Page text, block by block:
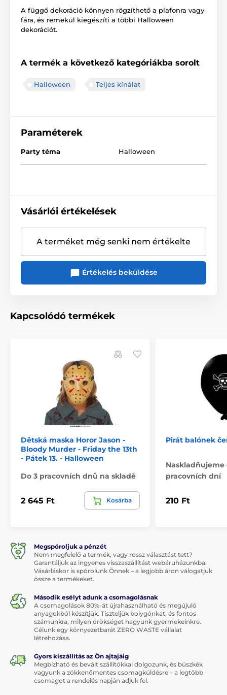
A függő dekoráció könnyen rögzíthető a plafonra vagy
fára, és remekül kiegészíti a többi Halloween
dekorációt.
A termék a következő kategóriákba sorolt
Halloween Teljes kínálat
Paraméterek
Party téma Halloween
Vásárlói értékelések
A terméket még senki nem értékelte
Értékelés beküldése
Kapcsolódó termékek
Dětská maska Horor Jason -
Bloody Murder - Friday the 13th
- Pátek 13. - Halloween
Do 3 pracovních dnů na skladě
2 645 Ft Kosárba
Pirát balónek
Naskladňujeme
pracovních dní
210 Ft
Megspóroljuk a pénzét
Nem megfelelő a termék, vagy rossz választást tett?
Garantáljuk az ingyenes visszaszállítást webáruházunkba.
Vásárláskor is spórolunk Önnek – a legjobb áron válogatjuk
össze a termékeket.
Második esélyt adunk a csomagolásnak
A csomagolások 80%-át újrahasználható és megújuló
anyagokból készítjük. Tiszteljük bolygónkat, és fontos
számunkra, milyen örökséget hagyunk gyermekeinkre.
Célunk egy környezetbarát ZERO WASTE vállalat
létrehozása.
Gyors kiszállítás az Ön ajtajáig
Megbízható és bevált szállítókkal dolgozunk, és büszkék
vagyunk a zökkenőmentes csomagküldésre – a legtöbb
csomagot a rendelés napján adjuk fel.